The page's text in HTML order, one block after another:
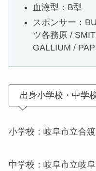
血液型：B型
スポンサー：
ツ各務原 /
GALLIUM /
出身小学校・中学
小学校：岐阜市立合
中学校：岐阜市立岐